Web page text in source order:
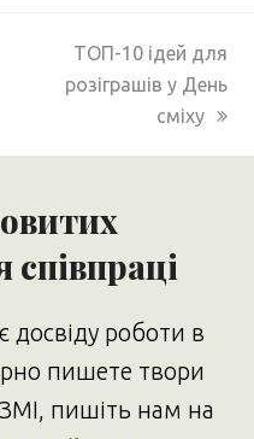
next
post:
ТОП-10 ідей для
розіграшів у День
сміху
співпраці
досвіду роботи в
пишете твори
пишіть нам на